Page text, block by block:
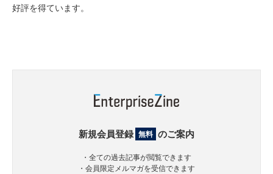
好評を得ています。
新規会員登録 無料 のご案内
・全ての過去記事が閲覧できます
・会員限定メルマガを受信できます